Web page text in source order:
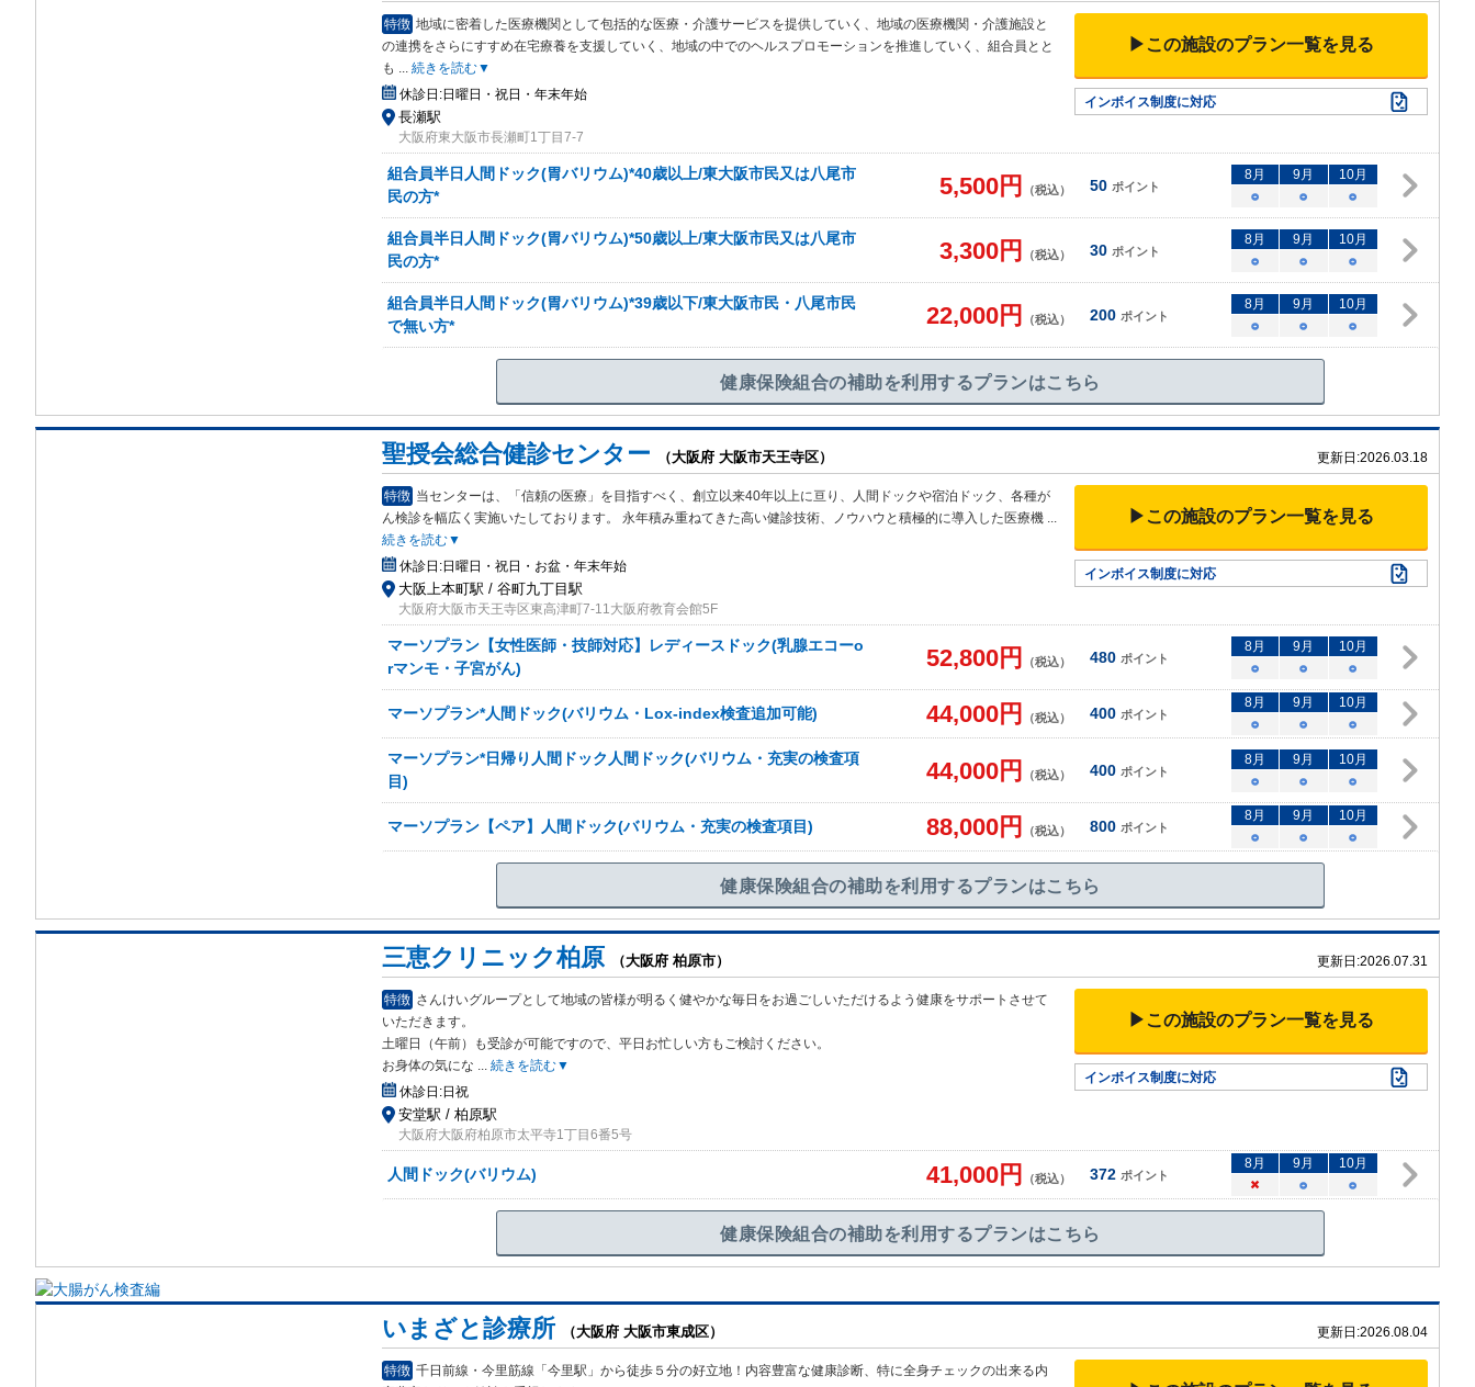
特徴 地域に密着した医療機関として包括的な医療・介護サービスを提供していく、地域の医療機関・介護施設と
の連携をさらにすすめ在宅療養を支援していく、地域の中でのヘルスプロモーションを推進していく、組合員とと
も ... 続きを読む▼
休診日:日曜日・祝日・年末年始
長瀬駅
大阪府東大阪市長瀬町1丁目7-7
▶この施設のプラン一覧を見る
インボイス制度に対応
組合員半日人間ドック(胃バリウム)*40歳以上/東大阪市民又は八尾市
民の方*
5,500円 （税込） 50 ポイント
8月 9月 10月
○
○ ○
組合員半日人間ドック(胃バリウム)*50歳以上/東大阪市民又は八尾市
民の方*
3,300円 （税込） 30 ポイント
8月 9月 10月
○
○ ○
組合員半日人間ドック(胃バリウム)*39歳以下/東大阪市民・八尾市民
で無い方*
22,000円 （税込） 200 ポイント
8月 9月 10月
○
○ ○
健康保険組合の補助を利用するプランはこちら
聖授会総合健診センター （大阪府 大阪市天王寺区） 更新日:2026.03.18
特徴 当センターは、「信頼の医療」を目指すべく、創立以来40年以上に亘り、人間ドックや宿泊ドック、各種が
ん検診を幅広く実施いたしております。 永年積み重ねてきた高い健診技術、ノウハウと積極的に導入した医療機 ...
続きを読む▼
休診日:日曜日・祝日・お盆・年末年始
大阪上本町駅 / 谷町九丁目駅
大阪府大阪市天王寺区東高津町7-11大阪府教育会館5F
▶この施設のプラン一覧を見る
インボイス制度に対応
マーソプラン【女性医師・技師対応】レディースドック(乳腺エコーo
rマンモ・子宮がん)
52,800円 （税込） 480 ポイント
8月 9月 10月
○
○ ○
マーソプラン*人間ドック(バリウム・Lox-index検査追加可能) 44,000円 （税込） 400 ポイント
8月 9月 10月
○
○ ○
マーソプラン*日帰り人間ドック人間ドック(バリウム・充実の検査項
目)
44,000円 （税込） 400 ポイント
8月 9月 10月
○
○ ○
マーソプラン【ペア】人間ドック(バリウム・充実の検査項目) 88,000円 （税込） 800 ポイント
8月 9月 10月
○
○ ○
健康保険組合の補助を利用するプランはこちら
三恵クリニック柏原 （大阪府 柏原市） 更新日:2026.07.31
特徴 さんけいグループとして地域の皆様が明るく健やかな毎日をお過ごしいただけるよう健康をサポートさせて
いただきます。
土曜日（午前）も受診が可能ですので、平日お忙しい方もご検討ください。
お身体の気にな ... 続きを読む▼
休診日:日祝
安堂駅 / 柏原駅
大阪府大阪府柏原市太平寺1丁目6番5号
▶この施設のプラン一覧を見る
インボイス制度に対応
人間ドック(バリウム) 41,000円 （税込） 372 ポイント
8月 9月 10月
×
○ ○
健康保険組合の補助を利用するプランはこちら
いまざと診療所 （大阪府 大阪市東成区） 更新日:2026.08.04
特徴 千日前線・今里筋線「今里駅」から徒歩５分の好立地！内容豊富な健康診断、特に全身チェックの出来る内